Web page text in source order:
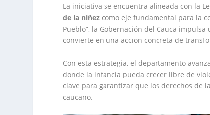
La iniciativa se encuentra alineada con la
de la niñez como eje fundamental para la
Pueblo”, la Gobernación del Cauca
convierte en una acción concreta de
Con esta estrategia, el departamento
donde la infancia pueda crecer libre de
clave para garantizar que los derechos de
caucano.